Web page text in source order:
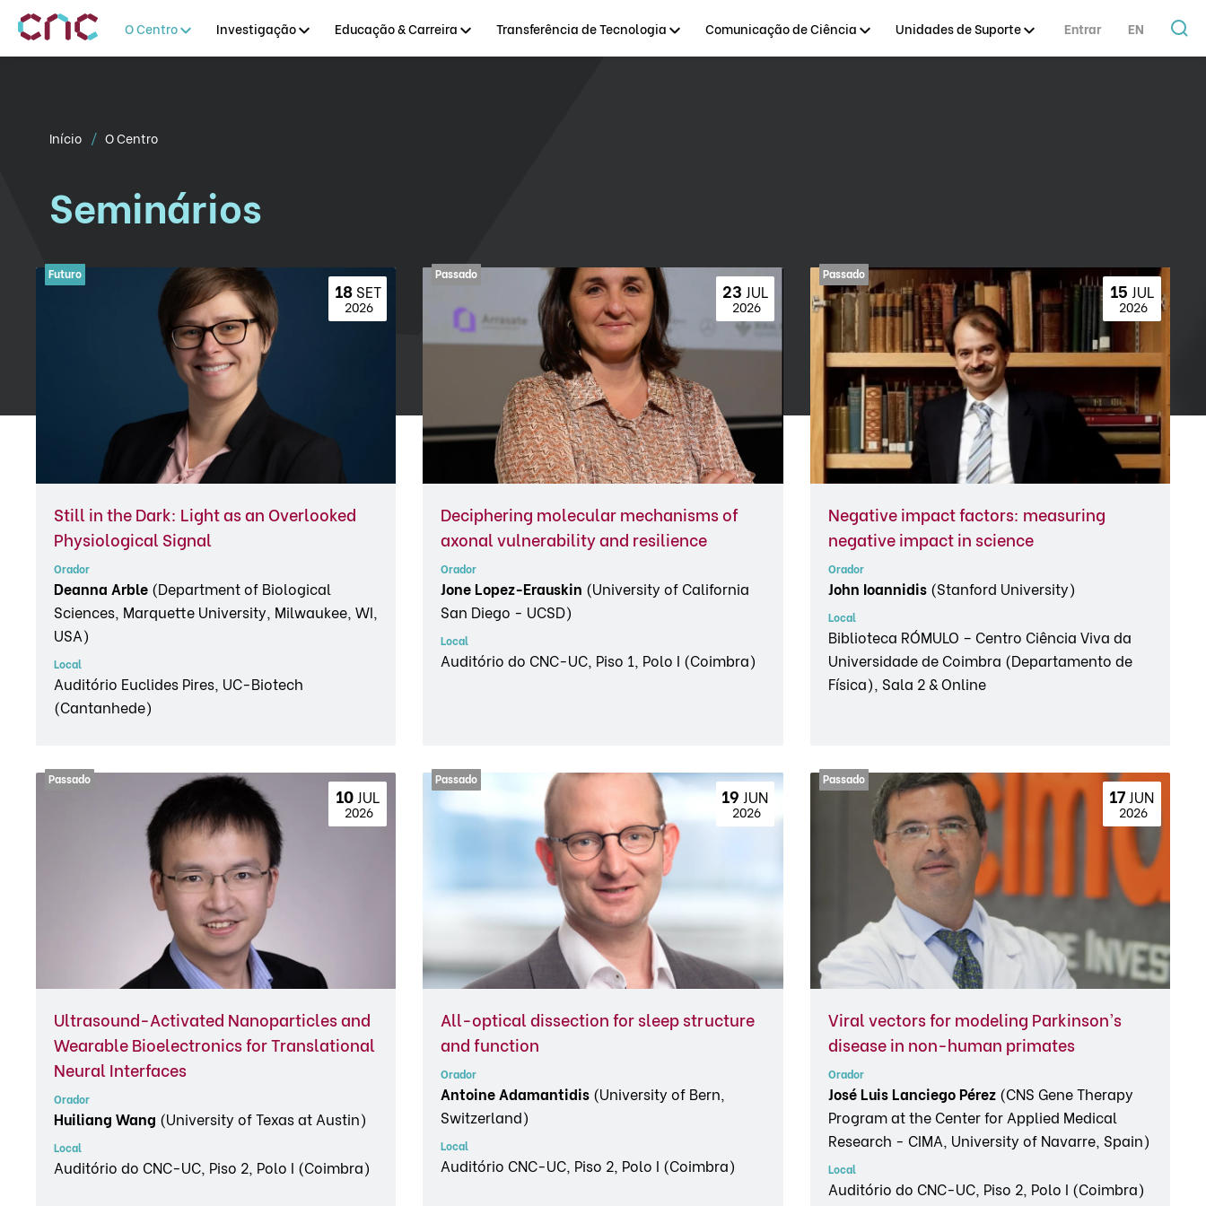
O Centro Investigação Educação & Carreira Transferência de Tecnologia Comunicação de Ciência Unidades de Suporte Entrar EN
Início O Centro
Seminários
Still in the Dark: Light as an Overlooked
Physiological Signal
Orador
Deanna Arble (Department of Biological
Sciences, Marquette University, Milwaukee, WI,
USA)
Local
Auditório Euclides Pires, UC-Biotech
(Cantanhede)
18 SET
2026
Deciphering molecular mechanisms of
axonal vulnerability and resilience
Orador
Jone Lopez-Erauskin (University of California
San Diego - UCSD)
Local
Auditório do CNC-UC, Piso 1, Polo I (Coimbra)
23 JUL
2026
Negative impact factors: measuring
negative impact in science
Orador
John Ioannidis(Stanford University)
Local
Biblioteca RÓMULO – Centro Ciência Viva da
Universidade de Coimbra (Departamento de
Física), Sala 2 & Online
15 JUL
2026
Ultrasound-Activated Nanoparticles and
Wearable Bioelectronics for Translational
Neural Interfaces
Orador
Huiliang Wang (University of Texas at Austin)
Local
Auditório do CNC-UC, Piso 2, Polo I (Coimbra)
10 JUL
2026
All-optical dissection for sleep structure
and function
Orador
Antoine Adamantidis (University of Bern,
Switzerland)
Local
Auditório CNC-UC, Piso 2, Polo I (Coimbra)
19 JUN
2026
Viral vectors for modeling Parkinson’s
disease in non-human primates
Orador
José Luis Lanciego Pérez(CNS Gene Therapy
Program at the Center for Applied Medical
Research - CIMA, University of Navarre, Spain)
Local
Auditório do CNC-UC, Piso 2, Polo I (Coimbra)
17 JUN
2026